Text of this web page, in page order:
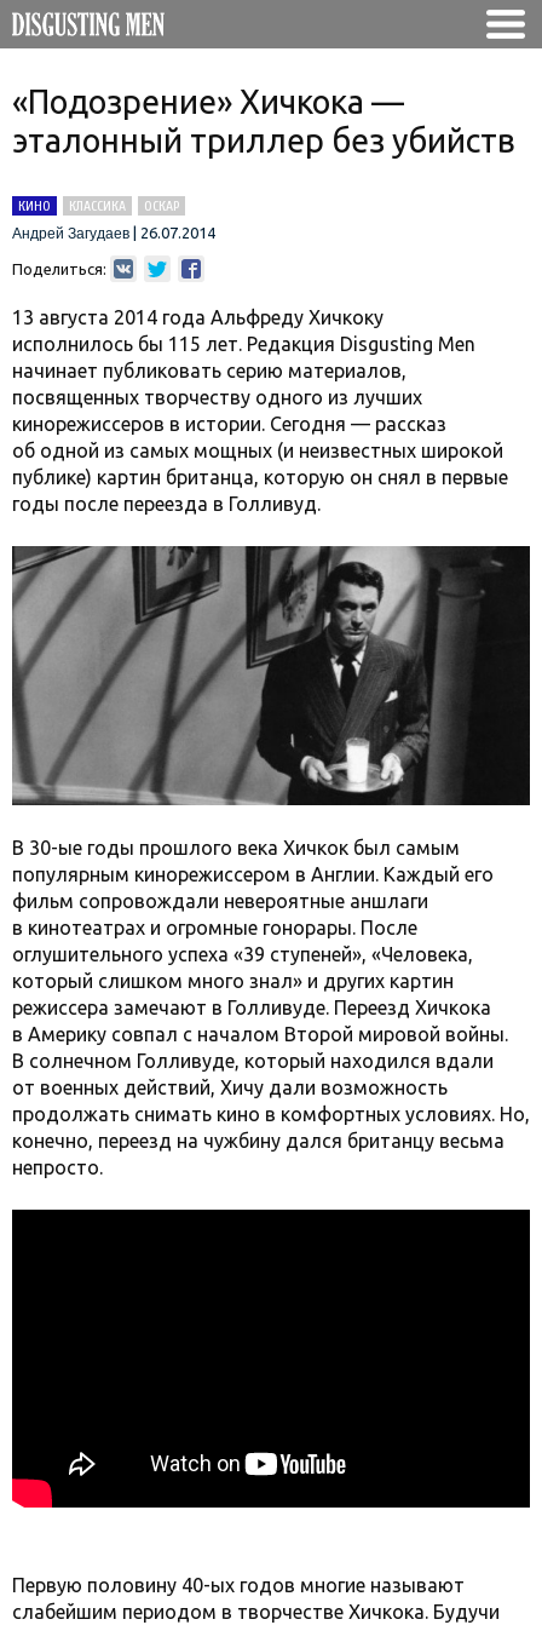
«Подозрение» Хичкока —
эталонный триллер без убийств
КИНО КЛАССИКА
ОСКАР
Андрей Загудаев
26.07.2014
Поделиться:
13 августа 2014 года Альфреду Хичкоку
исполнилось бы 115 лет. Редакция Disgusting Men
начинает публиковать серию материалов,
посвященных творчеству одного из лучших
кинорежиссеров в истории. Сегодня — рассказ
об одной из самых мощных (и неизвестных широкой
публике) картин британца, которую он снял в первые
годы после переезда в Голливуд.
В 30-ые годы прошлого века Хичкок был самым
популярным кинорежиссером в Англии. Каждый его
фильм сопровождали невероятные аншлаги
в кинотеатрах и огромные гонорары. После
оглушительного успеха «39 ступеней», «Человека,
который слишком много знал» и других картин
режиссера замечают в Голливуде. Переезд Хичкока
в Америку совпал с началом Второй мировой войны.
В солнечном Голливуде, который находился вдали
от военных действий, Хичу дали возможность
продолжать снимать кино в комфортных условиях. Но,
конечно, переезд на чужбину дался британцу весьма
непросто.
Первую половину 40-ых годов многие называют
слабейшим периодом в творчестве Хичкока. Будучи